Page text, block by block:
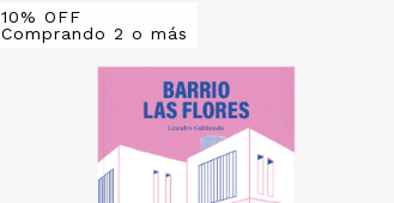
10% OFF
Comprando 2 o más